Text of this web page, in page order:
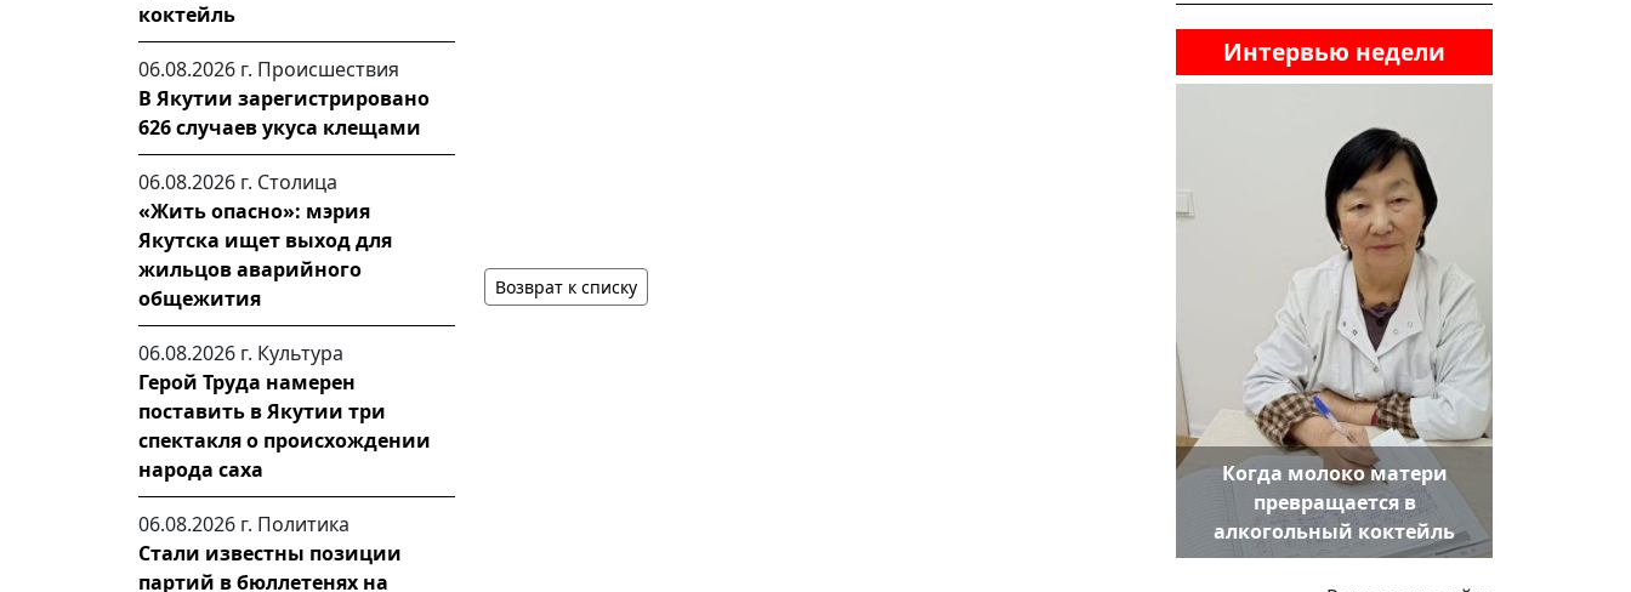
коктейль
06.08.2026 г. Происшествия
В Якутии зарегистрировано
626 случаев укуса клещами
06.08.2026 г. Столица
«Жить опасно»: мэрия
Якутска ищет выход для
жильцов аварийного
общежития
06.08.2026 г. Культура
Герой Труда намерен
поставить в Якутии три
спектакля о происхождении
народа саха
06.08.2026 г. Политика
Стали известны позиции
партий в бюллетенях на
Возврат к списку
Интервью недели
Когда молоко матери
превращается в
алкогольный коктейль